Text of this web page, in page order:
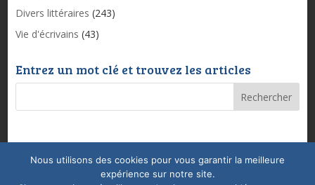
Divers littéraires (243)
Vie d'écrivains (43)
Entrez un mot clé et trouvez les articles
Mentions légales & Politique de confidentialité
Nous utilisons des cookies pour vous garantir la meilleure
expérience sur notre site.